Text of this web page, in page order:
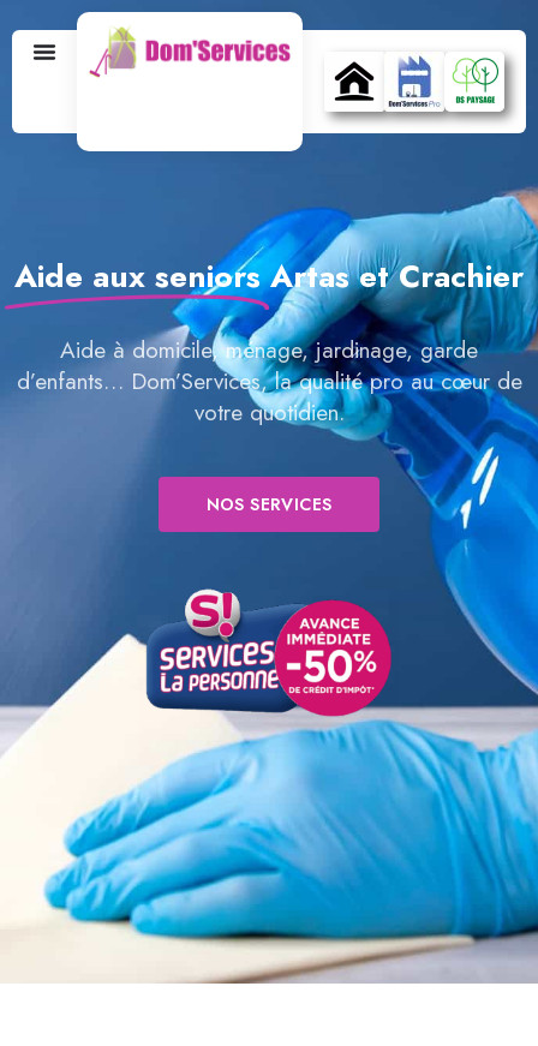
Aide aux seniors Artas et Crachier
Aide à domicile, ménage, jardinage, garde
d’enfants… Dom’Services, la qualité pro au cœur de
votre quotidien.
NOS SERVICES